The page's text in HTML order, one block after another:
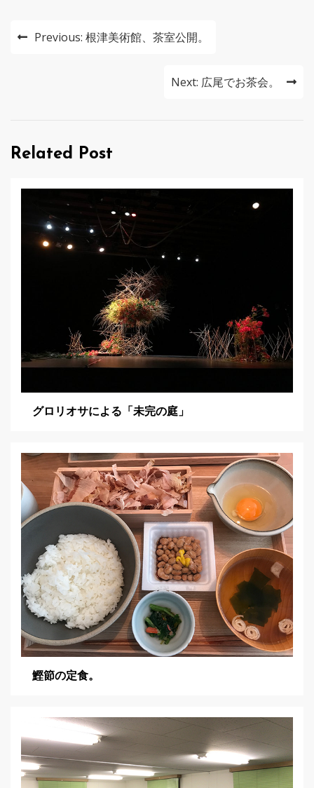
投
ー
Previous: 根津美術館、茶室公開。
Next: 広尾でお茶会。
Related Post
グロリオサによる「未完の庭」
鰹節の定食。